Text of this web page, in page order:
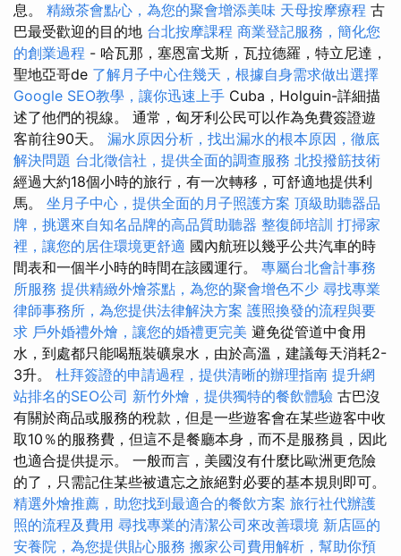
息。 精緻茶會點心，為您的聚會增添美味 天母按摩療程 古
巴最受歡迎的目的地 台北按摩課程 商業登記服務，簡化您
的創業過程 - 哈瓦那，塞恩富戈斯，瓦拉德羅，特立尼達，
聖地亞哥de 了解月子中心住幾天，根據自身需求做出選擇
Google SEO教學，讓你迅速上手 Cuba，Holguin-詳細描
述了他們的視線。 通常，匈牙利公民可以作為免費簽證遊
客前往90天。 漏水原因分析，找出漏水的根本原因，徹底
解決問題 台北徵信社，提供全面的調查服務 北投撥筋技術
經過大約18個小時的旅行，有一次轉移，可舒適地提供利
馬。 坐月子中心，提供全面的月子照護方案 頂級助聽器品
牌，挑選來自知名品牌的高品質助聽器 整復師培訓 打掃家
裡，讓您的居住環境更舒適 國內航班以幾乎公共汽車的時
間表和一個半小時的時間在該國運行。 專屬台北會計事務
所服務 提供精緻外燴茶點，為您的聚會增色不少 尋找專業
律師事務所，為您提供法律解決方案 護照換發的流程與要
求 戶外婚禮外燴，讓您的婚禮更完美 避免從管道中食用
水，到處都只能喝瓶裝礦泉水，由於高溫，建議每天消耗2-
3升。 杜拜簽證的申請過程，提供清晰的辦理指南 提升網
站排名的SEO公司 新竹外燴，提供獨特的餐飲體驗 古巴沒
有關於商品或服務的稅款，但是一些遊客會在某些遊客中收
取10％的服務費，但這不是餐廳本身，而不是服務員，因此
也適合提供提示。 一般而言，美國沒有什麼比歐洲更危險
的了，只需記住某些被遺忘之旅絕對必要的基本規則即可。
精選外燴推薦，助您找到最適合的餐飲方案 旅行社代辦護
照的流程及費用 尋找專業的清潔公司來改善環境 新店區的
安養院，為您提供貼心服務 搬家公司費用解析，幫助你預